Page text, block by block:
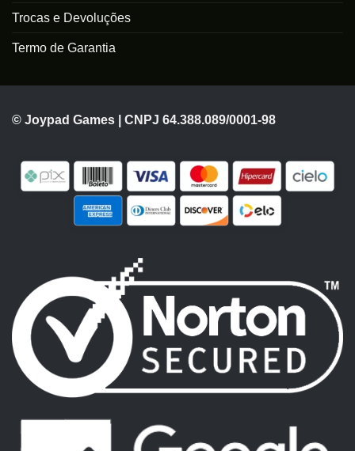
Trocas e Devoluções
Termo de Garantia
© Joypad Games | CNPJ 64.388.089/0001-98